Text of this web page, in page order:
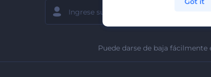
Puede darse de baja